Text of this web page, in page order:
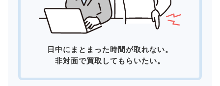
日中にまとまった時間が取れない。
非対面で買取してもらいたい。